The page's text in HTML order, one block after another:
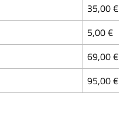
35,00 €
5,00 €
69,00 €
95,00 €